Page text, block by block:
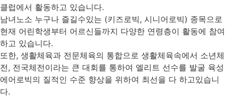
클럽에서 활동하고 있습니다.
남녀노소 누구나 즐길수있는 (키즈로빅, 시니어로빅) 종목으로
현재 어린학생부터 어르신들까지 다양한 연령층이 활동에 참여
하고 있습니다.
또한, 생활체육과 전문체육의 통합으로 생활체육속에서 소년체
전, 전국체전이라는 큰 대회를 통하여 엘리트 선수를 발굴 육성
에어로빅의 질적인 수준 향상을 위하여 최선을 다 하고있습니
다.